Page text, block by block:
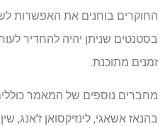
החוקרים בוחנים את האפשרות
בסטנטים שניתן יהיה להחדיר
זמנים מתוכנת.
מחברים נוספים של המאמר
בהנאז אשאגי, לינזיקסואן ז'אנג, שין